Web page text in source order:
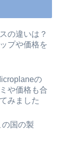
の違いは？
プや価格を
の
や価格も合
みました
国の製